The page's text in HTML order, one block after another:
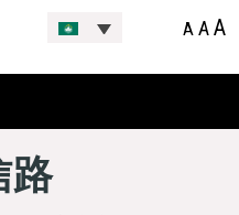
A AA
路